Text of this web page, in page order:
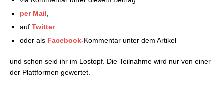
per Mail
auf Twitter
oder als Facebook-Kommentar unter dem Artikel
und schon seid ihr im Lostopf. Die Teilnahme wird nur von einer
der Plattformen gewertet.